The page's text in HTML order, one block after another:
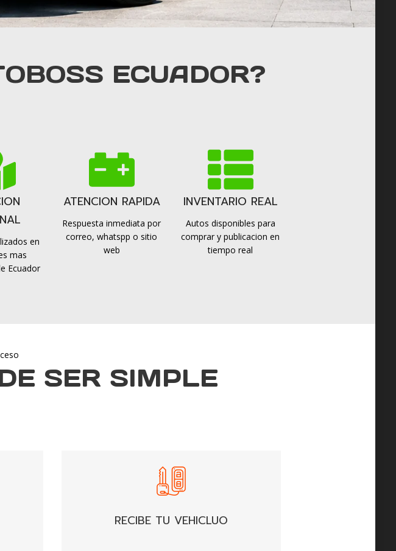
ECUADOR?
en
mas
Ecuador
ATENCION RAPIDA
Respuesta inmediata por
correo, whatspp o sitio
web
INVENTARIO REAL
Autos disponibles para
comprar y publicacion en
tiempo real
SER SIMPLE
RECIBE TU VEHICLUO